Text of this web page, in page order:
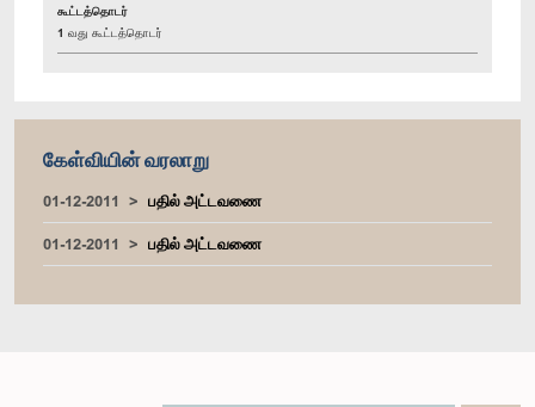
கூட்டத்தொடர்
1 வது கூட்டத்தொடர்
கேள்வியின் வரலாறு
01-12-2011
பதில் அட்டவணை
01-12-2011
பதில் அட்டவணை